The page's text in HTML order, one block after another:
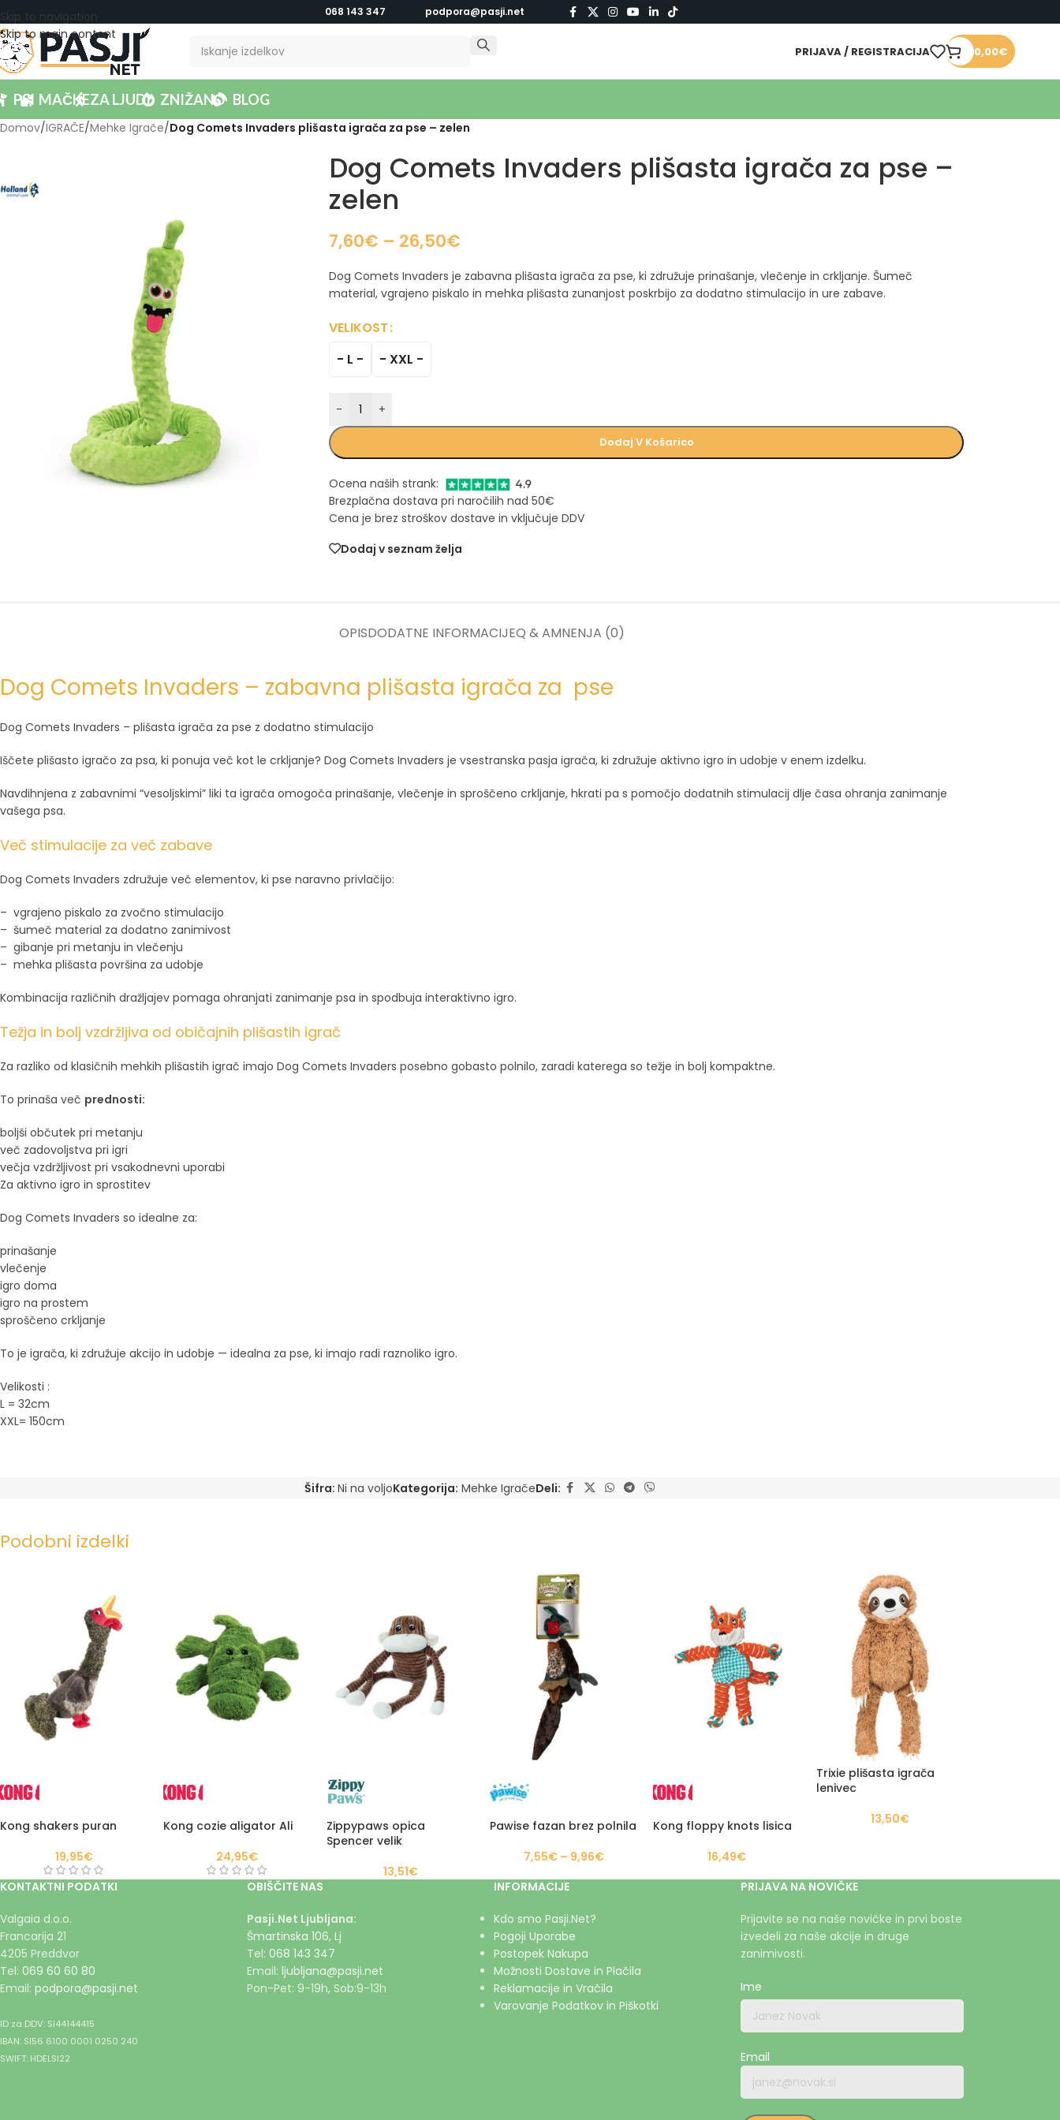
Skip to navigation
Skip to main content
068 143 347 podpora@pasji.net
PRIJAVA / REGISTRACIJA 0,00€
PSI MAČKEZA LJUDI ZNIŽANO BLOG
Domov/IGRAČE/Mehke Igrače/Dog Comets Invaders plišasta igrača za pse – zelen
Dog Comets Invaders plišasta igrača za pse –
zelen
7,60€ – 26,50€
Dog Comets Invaders je zabavna plišasta igrača za pse, ki združuje prinašanje, vlečenje in crkljanje. Šumeč
material, vgrajeno piskalo in mehka plišasta zunanjost poskrbijo za dodatno stimulacijo in ure zabave.
VELIKOST
- L -
- XXL -
- +
Dodaj V Košarico
Ocena naših strank:
Brezplačna dostava pri naročilih nad 50€
Cena je brez stroškov dostave in vključuje DDV
Dodaj v seznam želja
OPISDODATNE INFORMACIJEQ & AMNENJA (0)
Dog Comets Invaders – zabavna plišasta igrača za pse
Dog Comets Invaders – plišasta igrača za pse z dodatno stimulacijo
Iščete plišasto igračo za psa, ki ponuja več kot le crkljanje? Dog Comets Invaders je vsestranska pasja igrača, ki združuje aktivno igro in udobje v enem izdelku.
Navdihnjena z zabavnimi “vesoljskimi” liki ta igrača omogoča prinašanje, vlečenje in sproščeno crkljanje, hkrati pa s pomočjo dodatnih stimulacij dlje časa ohranja zanimanje
vašega psa.
Več stimulacije za več zabave
Dog Comets Invaders združuje več elementov, ki pse naravno privlačijo:
– vgrajeno piskalo za zvočno stimulacijo
– šumeč material za dodatno zanimivost
– gibanje pri metanju in vlečenju
– mehka plišasta površina za udobje
Kombinacija različnih dražljajev pomaga ohranjati zanimanje psa in spodbuja interaktivno igro.
Težja in bolj vzdržljiva od običajnih plišastih igrač
Za razliko od klasičnih mehkih plišastih igrač imajo Dog Comets Invaders posebno gobasto polnilo, zaradi katerega so težje in bolj kompaktne.
To prinaša več prednosti:
boljši občutek pri metanju
več zadovoljstva pri igri
večja vzdržljivost pri vsakodnevni uporabi
Za aktivno igro in sprostitev
Dog Comets Invaders so idealne za:
prinašanje
vlečenje
igro doma
igro na prostem
sproščeno crkljanje
To je igrača, ki združuje akcijo in udobje — idealna za pse, ki imajo radi raznoliko igro.
Velikosti :
L = 32cm
XXL= 150cm
Šifra: Ni na voljoKategorija: Mehke IgračeDeli:
Podobni izdelki
Kong shakers puran
19,95€
Kong cozie aligator Ali
24,95€
Zippypaws opica
Spencer velik
13,51€
Pawise fazan brez polnila
7,55€ – 9,96€
Kong floppy knots lisica
16,49€
Trixie plišasta igrača
lenivec
13,50€
KONTAKTNI PODATKI
Valgaia d.o.o.
Francarija 21
4205 Preddvor
Tel: 069 60 60 80
Email: podpora@pasji.net
ID za DDV: SI44144415
IBAN: SI56 6100 0001 0250 240
SWIFT: HDELSI22
OBIŠČITE NAS
Pasji.Net Ljubljana:
Šmartinska 106, Lj
Tel: 068 143 347
Email: ljubljana@pasji.net
Pon-Pet: 9-19h, Sob:9-13h
INFORMACIJE
Kdo smo Pasji.Net?
Pogoji Uporabe
Postopek Nakupa
Možnosti Dostave in Plačila
Reklamacije in Vračila
Varovanje Podatkov in Piškotki
PRIJAVA NA NOVIČKE
Prijavite se na naše novičke in prvi boste
izvedeli za naše akcije in druge
zanimivosti.
Ime
Email